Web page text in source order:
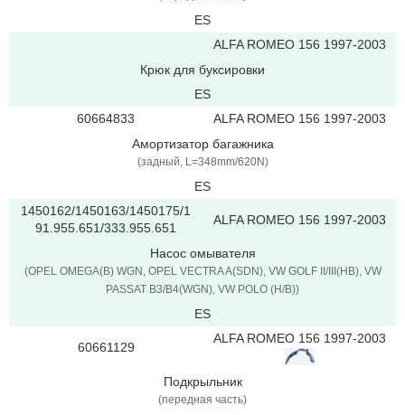
ES
ALFA ROMEO 156 1997-2003
Крюк для буксировки
ES
60664833
ALFA ROMEO 156 1997-2003
Амортизатор багажника
(задный, L=348mm/620N)
ES
1450162/1450163/1450175/1
91.955.651/333.955.651
ALFA ROMEO 156 1997-2003
Насос омывателя
(OPEL OMEGA(B) WGN, OPEL VECTRA A(SDN), VW GOLF II/III(HB), VW
PASSAT B3/B4(WGN), VW POLO (H/B))
ES
60661129
ALFA ROMEO 156 1997-2003
Подкрыльник
(передная часть)